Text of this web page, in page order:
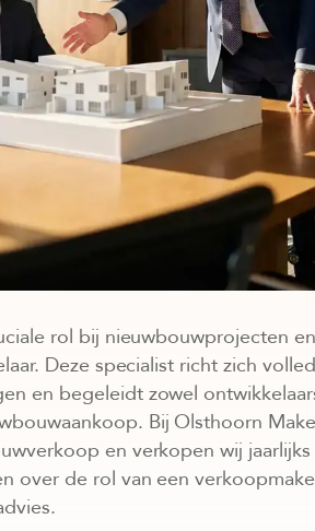
rol bij nieuwbouwprojecten
Deze specialist richt zich
en begeleidt zowel
Bij Olsthoorn
en verkopen wij
over de rol van een